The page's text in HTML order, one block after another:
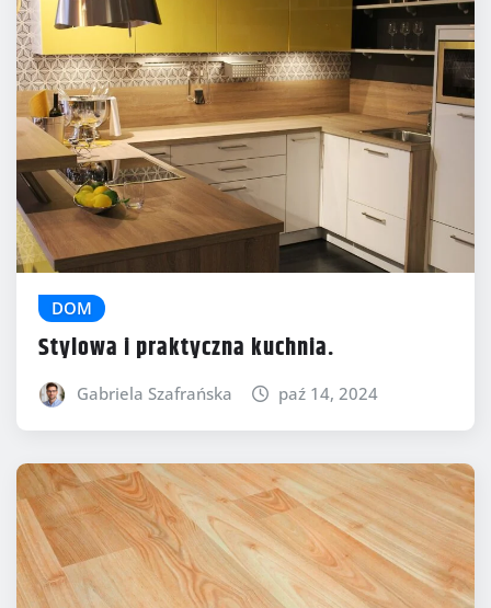
DOM
Stylowa i praktyczna kuchnia.
Gabriela Szafrańska paź 14, 2024